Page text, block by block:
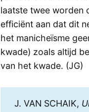
laatste twee worden
efficiënt aan dat dit
het manicheïsme
kwade) zoals altijd
van het kwade. (JG)
J. VAN SCHAIK,